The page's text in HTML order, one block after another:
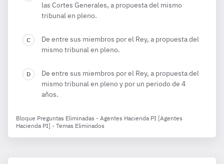
las Cortes Generales, a propuesta del mismo
tribunal en pleno.
De entre sus miembros por el Rey, a propuesta del
mismo tribunal en pleno.
De entre sus miembros por el Rey, a propuesta del
mismo tribunal en pleno y por un periodo de 4
años.
Bloque Preguntas Eliminadas - Agentes Hacienda PI [Agentes
Hacienda PI] - Temas Eliminados